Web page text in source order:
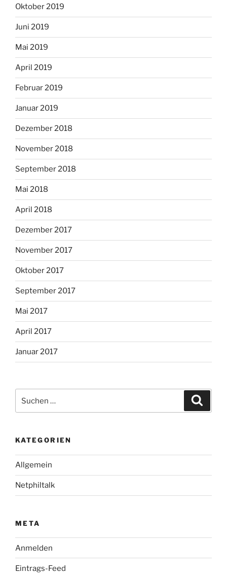
Oktober 2019
Juni 2019
Mai 2019
April 2019
Februar 2019
Januar 2019
Dezember 2018
November 2018
September 2018
Mai 2018
April 2018
Dezember 2017
November 2017
Oktober 2017
September 2017
Mai 2017
April 2017
Januar 2017
nach:
KATEGORIEN
Allgemein
Netphiltalk
META
Anmelden
Eintrags-Feed